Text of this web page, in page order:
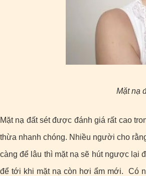
Mặt nạ
Mặt nạ đất sét được đánh giá rất cao
thừa nhanh chóng. Nhiều người cho
càng để lâu thì mặt nạ sẽ hút ngược lại
để tới khi mặt nạ còn hơi ẩm mới. Có